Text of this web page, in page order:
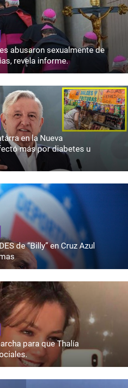
abusaron sexualmente de
revela informe.
en la Nueva
más por diabetes u
de “Billy” en Cruz Azul
para que Thalía